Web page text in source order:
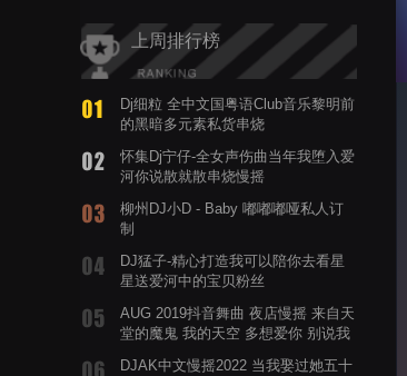
上周排行榜
Dj细粒 全中文国粤语Club音乐黎明前
的黑暗多元素私货串烧
怀集Dj宁仔-全女声伤曲当年我堕入爱
河你说散就散串烧慢摇
柳州DJ小D - Baby 嘟嘟嘟哑私人订
制
DJ猛子-精心打造我可以陪你去看星
星送爱河中的宝贝粉丝
AUG 2019抖音舞曲 夜店慢摇 来自天
堂的魔鬼 我的天空 多想爱你 别说我
DJAK中文慢摇2022 当我娶过她五十